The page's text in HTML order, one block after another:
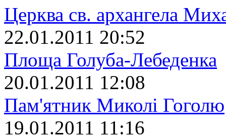
Церква св. архангела
22.01.2011 20:52
Площа Голуба-Лебеденка
20.01.2011 12:08
Пам'ятник Миколі Гоголю
19.01.2011 11:16